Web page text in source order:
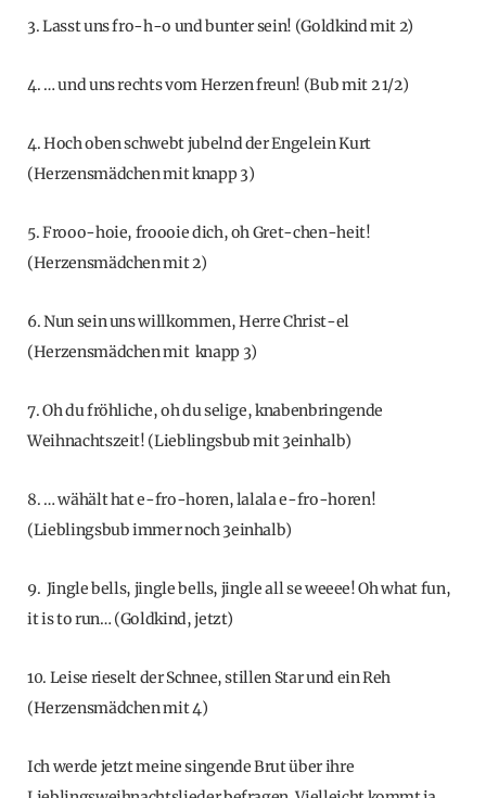
3. Lasst uns fro-h-o und bunter sein! (Goldkind mit 2)
4. … und uns rechts vom Herzen freun! (Bub mit 2 1/2)
4. Hoch oben schwebt jubelnd der Engelein Kurt
(Herzensmädchen mit knapp 3)
5. Frooo-hoie, froooie dich, oh Gret-chen-heit!
(Herzensmädchen mit 2)
6. Nun sein uns willkommen, Herre Christ-el
(Herzensmädchen mit knapp 3)
7. Oh du fröhliche, oh du selige, knabenbringende
Weihnachtszeit! (Lieblingsbub mit 3einhalb)
8. … wähält hat e-fro-horen, lalala e-fro-horen!
(Lieblingsbub immer noch 3einhalb)
9. Jingle bells, jingle bells, jingle all se weeee! Oh what fun,
it is to run… (Goldkind, jetzt)
10. Leise rieselt der Schnee, stillen Star und ein Reh
(Herzensmädchen mit 4)
Ich werde jetzt meine singende Brut über ihre